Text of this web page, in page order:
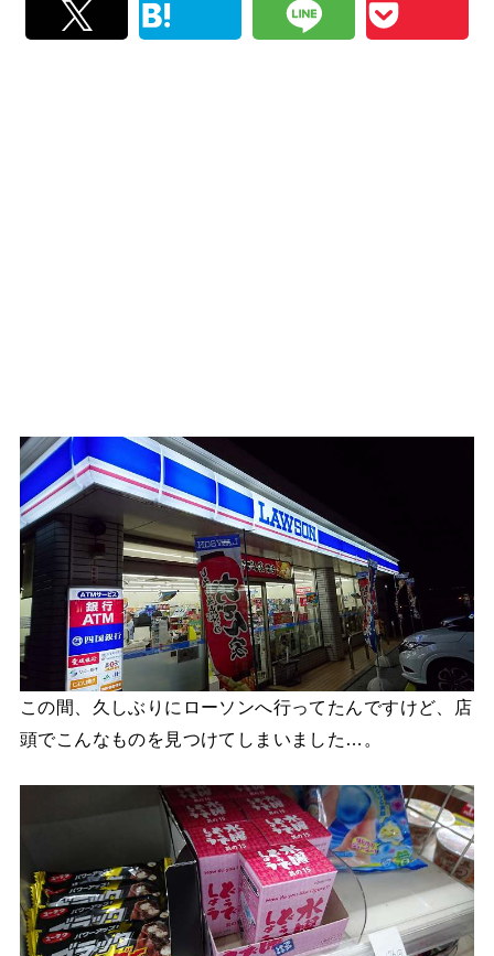
この間、久しぶりにローソンへ行ってたんですけど、店
頭でこんなものを見つけてしまいました…。